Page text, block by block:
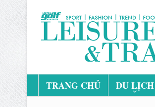
TRANG CHỦ DU LỊCH